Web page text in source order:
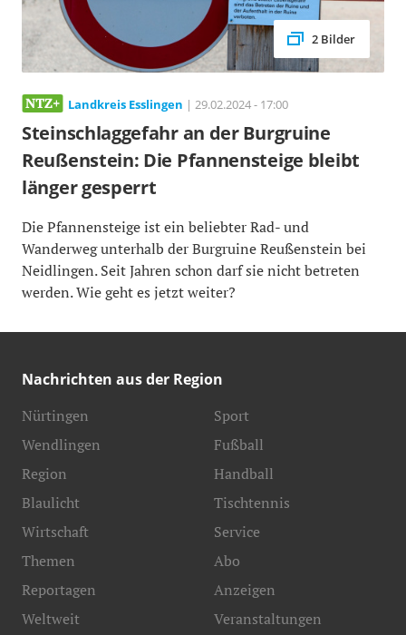
2 Bilder
Landkreis Esslingen | 29.02.2024 - 17:00
Steinschlaggefahr an der Burgruine
Reußenstein: Die Pfannensteige bleibt
länger gesperrt
Die Pfannensteige ist ein beliebter Rad- und
Wanderweg unterhalb der Burgruine Reußenstein bei
Neidlingen. Seit Jahren schon darf sie nicht betreten
werden. Wie geht es jetzt weiter?
Nachrichten aus der Region
Nürtingen
Wendlingen
Region
Blaulicht
Sport
Fußball
Handball
Tischtennis
Wirtschaft
Themen
Reportagen
Weltweit
Service
Abo
Anzeigen
Veranstaltungen